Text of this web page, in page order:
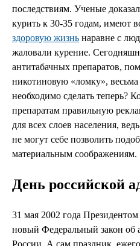
последствиям. Ученые
курить к 30-35 годам, имеют
здоровую жизнь наравне с
жаловали курение.
антитабачных препаратов,
никотиновую «ломку», весьма
необходимо сделать теперь?
препаратам правильную
для всех слоев населения,
не могут себе позволить
материальным соображениям.
День российской
31 мая 2002 года
новый Федеральный закон об
России. А сам праздник,